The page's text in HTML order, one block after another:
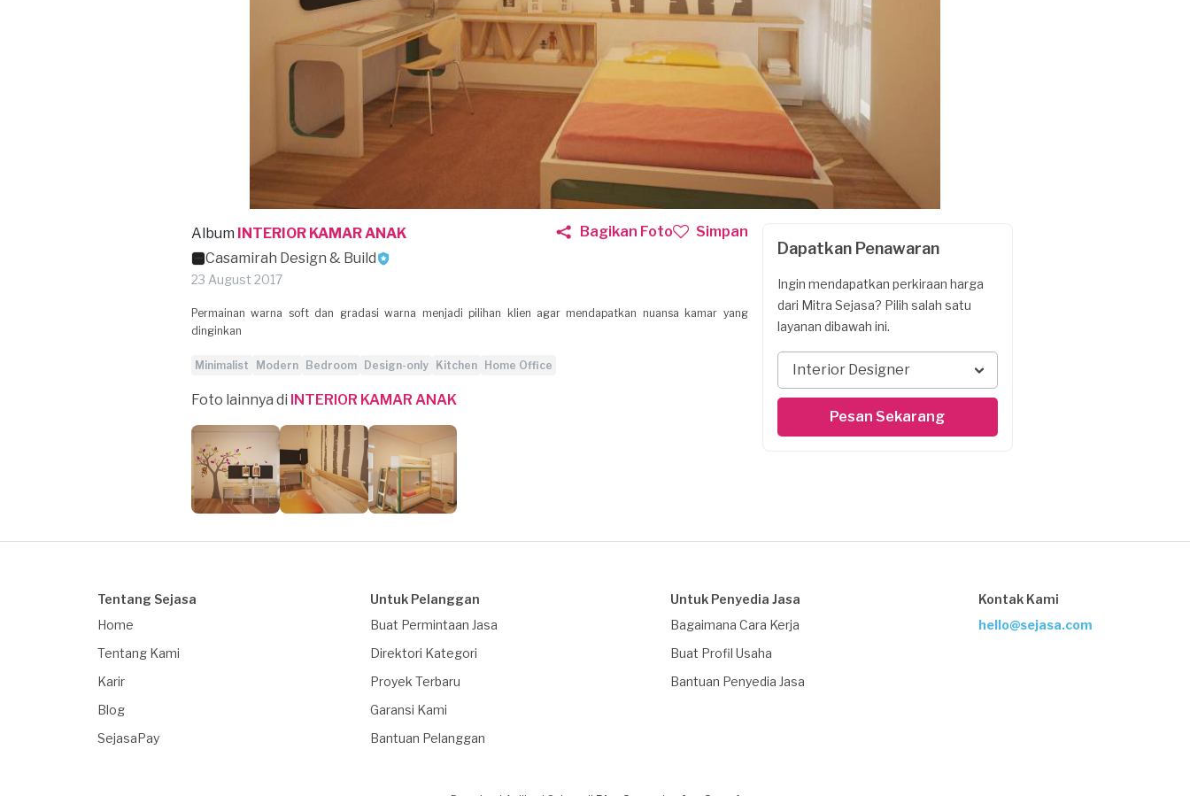
Album INTERIOR KAMAR ANAK
Casamirah Design & Build
23 August 2017
Bagikan Foto Simpan
Permainan warna soft dan gradasi warna menjadi pilihan klien agar mendapatkan nuansa kamar yang
dinginkan
Minimalist Modern Bedroom Design-only Kitchen Home Office
Foto lainnya di INTERIOR KAMAR ANAK
Dapatkan Penawaran
Ingin mendapatkan perkiraan harga
dari Mitra Sejasa? Pilih salah satu
layanan dibawah ini.
Interior Designer
Pesan Sekarang
Tentang Sejasa
Home
Tentang Kami
Karir
Blog
SejasaPay
Untuk Pelanggan
Buat Permintaan Jasa
Direktori Kategori
Proyek Terbaru
Garansi Kami
Bantuan Pelanggan
Untuk Penyedia Jasa
Bagaimana Cara Kerja
Buat Profil Usaha
Bantuan Penyedia Jasa
Kontak Kami
hello@sejasa.com